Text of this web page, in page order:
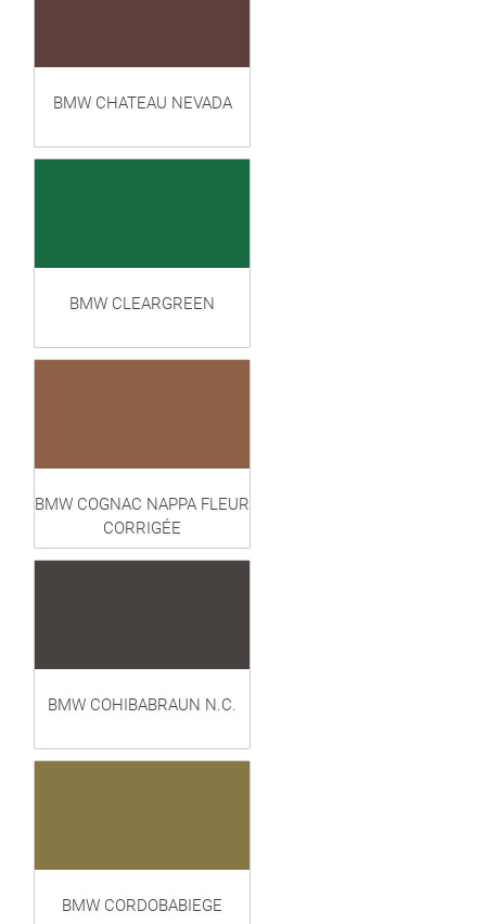
BMW CHATEAU NEVADA
BMW CLEARGREEN
BMW COGNAC NAPPA FLEUR
CORRIGÉE
BMW COHIBABRAUN N.C.
BMW CORDOBABIEGE